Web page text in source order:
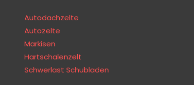
Autodachzelte
Autozelte
Markisen
Hartschalenzelt
Schwerlast Schubladen